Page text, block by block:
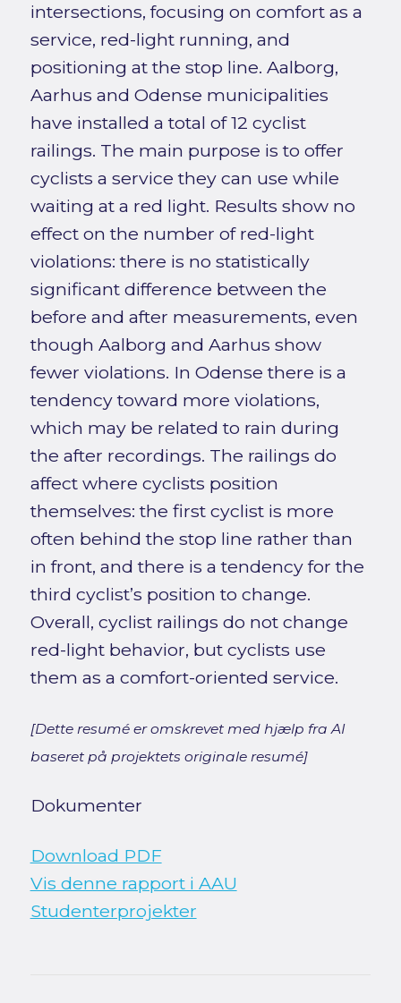
intersections, focusing on comfort as a
service, red-light running, and
positioning at the stop line. Aalborg,
Aarhus and Odense municipalities
have installed a total of 12 cyclist
railings. The main purpose is to offer
cyclists a service they can use while
waiting at a red light. Results show no
effect on the number of red-light
violations: there is no statistically
significant difference between the
before and after measurements, even
though Aalborg and Aarhus show
fewer violations. In Odense there is a
tendency toward more violations,
which may be related to rain during
the after recordings. The railings do
affect where cyclists position
themselves: the first cyclist is more
often behind the stop line rather than
in front, and there is a tendency for the
third cyclist’s position to change.
Overall, cyclist railings do not change
red-light behavior, but cyclists use
them as a comfort-oriented service.
[Dette resumé er omskrevet med hjælp fra AI
baseret på projektets originale resumé]
Dokumenter
Download PDF
Vis denne rapport i AAU
Studenterprojekter